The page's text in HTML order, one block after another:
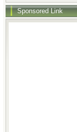
Sponsored Link